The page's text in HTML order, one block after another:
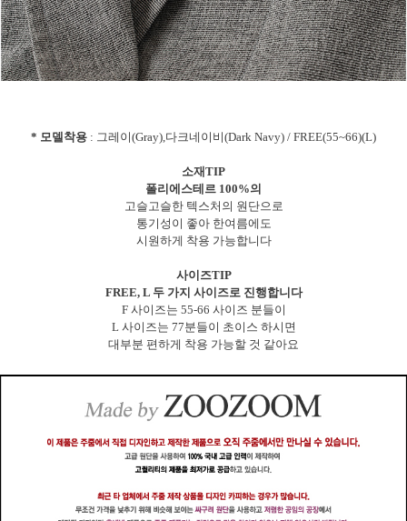
* 모델착용 : 그레이(Gray),다크네이비(Dark Navy) / FREE(55~66)(L)
소재TIP
폴리에스테르 100%의
고슬고슬한 텍스처의 원단으로
통기성이 좋아 한여름에도
시원하게 착용 가능합니다
사이즈TIP
FREE, L 두 가지 사이즈로 진행합니다
F 사이즈는 55-66 사이즈 분들이
L 사이즈는 77분들이 초이스 하시면
대부분 편하게 착용 가능할 것 같아요